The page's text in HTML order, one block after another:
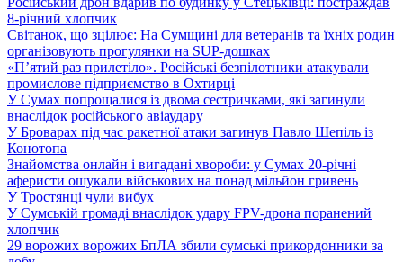
8-річний хлопчик
Світанок, що зцілює: На Сумщині для ветеранів та їхніх родин
організовують прогулянки на SUP-дошках
«П’ятий раз прилетіло». Російські безпілотники атакували
промислове підприємство в Охтирці
У Сумах попрощалися із двома сестричками, які загинули
внаслідок російського авіаудару
У Броварах під час ракетної атаки загинув Павло Шепіль із
Конотопа
Знайомства онлайн і вигадані хвороби: у Сумах 20-річні
аферисти ошукали військових на понад мільйон гривень
У Тростянці чули вибух
У Сумській громаді внаслідок удару FPV-дрона поранений
хлопчик
29 ворожих ворожих БпЛА збили сумські прикордонники за